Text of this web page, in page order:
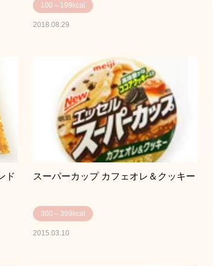
100～199kcal
2018.08.29
ド スーパーカップ カフェオレ＆クッキー
300～399kcal
2015.03.10